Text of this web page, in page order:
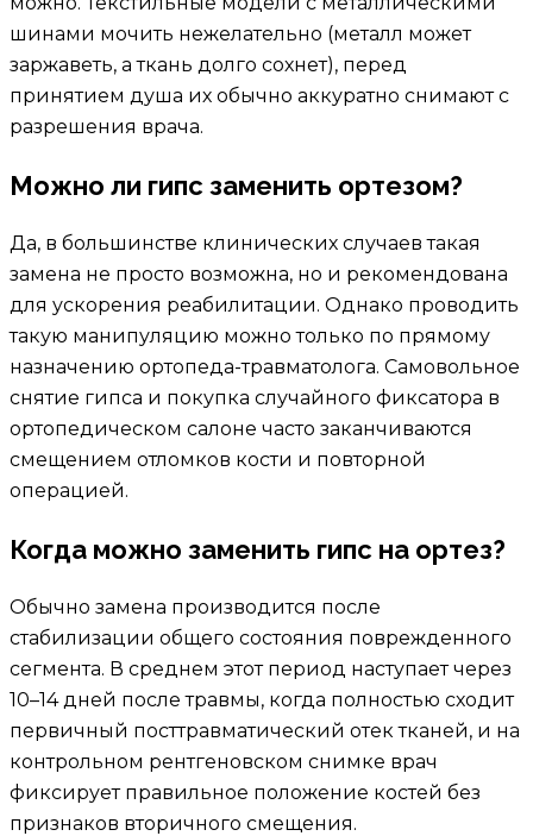
шинами мочить нежелательно (металл может
заржаветь, а ткань долго сохнет), перед
принятием душа их обычно аккуратно снимают с
разрешения врача.
Можно ли гипс заменить ортезом?
Да, в большинстве клинических случаев такая
замена не просто возможна, но и рекомендована
для ускорения реабилитации. Однако проводить
такую манипуляцию можно только по прямому
назначению ортопеда-травматолога. Самовольное
снятие гипса и покупка случайного фиксатора в
ортопедическом салоне часто заканчиваются
смещением отломков кости и повторной
операцией.
Когда можно заменить гипс на ортез?
Обычно замена производится после
стабилизации общего состояния поврежденного
сегмента. В среднем этот период наступает через
10–14 дней после травмы, когда полностью сходит
первичный посттравматический отек тканей, и на
контрольном рентгеновском снимке врач
фиксирует правильное положение костей без
признаков вторичного смещения.